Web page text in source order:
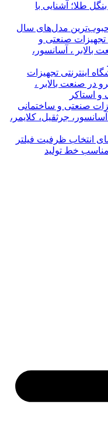
بنگل طلا؛ آشنایی با
محبوب‌ترین مدل‌های سال
تجهیزات صنعتی و
بالابر ، آسانسور،
اینترنتی تجهیزات
در صنعت بالابر ،
و استاکر
صنعتی و ساختمانی
جرثقیل، کلایمر،
انتخاب ظرفیت فیلتر
خط تولید